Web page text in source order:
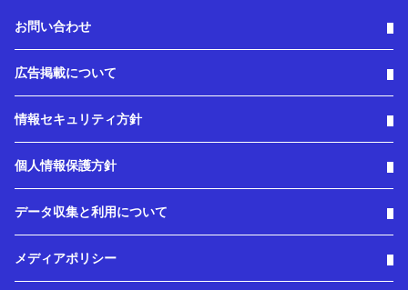
お問い合わせ
広告掲載について
情報セキュリティ方針
個人情報保護方針
データ収集と利用について
メディアポリシー